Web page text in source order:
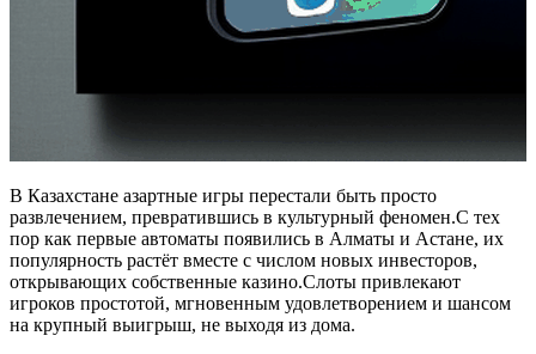
В Казахстане азартные игры перестали быть просто
развлечением, превратившись в культурный феномен.С тех
пор как первые автоматы появились в Алматы и Астане, их
популярность растёт вместе с числом новых инвесторов,
открывающих собственные казино.Слоты привлекают
игроков простотой, мгновенным удовлетворением и шансом
на крупный выигрыш, не выходя из дома.